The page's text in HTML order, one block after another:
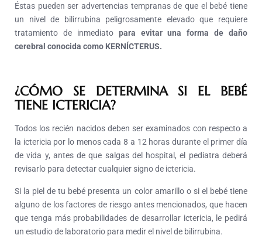
Éstas pueden ser advertencias tempranas de que el bebé tiene
un nivel de bilirrubina peligrosamente elevado que requiere
tratamiento de inmediato para evitar una forma de daño
cerebral conocida como KERNÍCTERUS.
¿CÓMO SE DETERMINA SI EL BEBÉ
TIENE ICTERICIA?
Todos los recién nacidos deben ser examinados con respecto a
la ictericia por lo menos cada 8 a 12 horas durante el primer día
de vida y, antes de que salgas del hospital, el pediatra deberá
revisarlo para detectar cualquier signo de ictericia.
Si la piel de tu bebé presenta un color amarillo o si el bebé tiene
alguno de los factores de riesgo antes mencionados, que hacen
que tenga más probabilidades de desarrollar ictericia, le pedirá
un estudio de laboratorio para medir el nivel de bilirrubina.